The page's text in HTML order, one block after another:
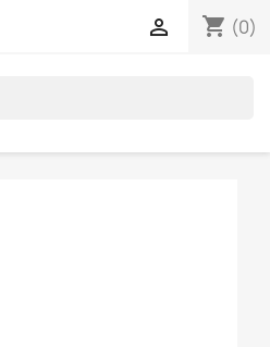
shopping_cart (0)
